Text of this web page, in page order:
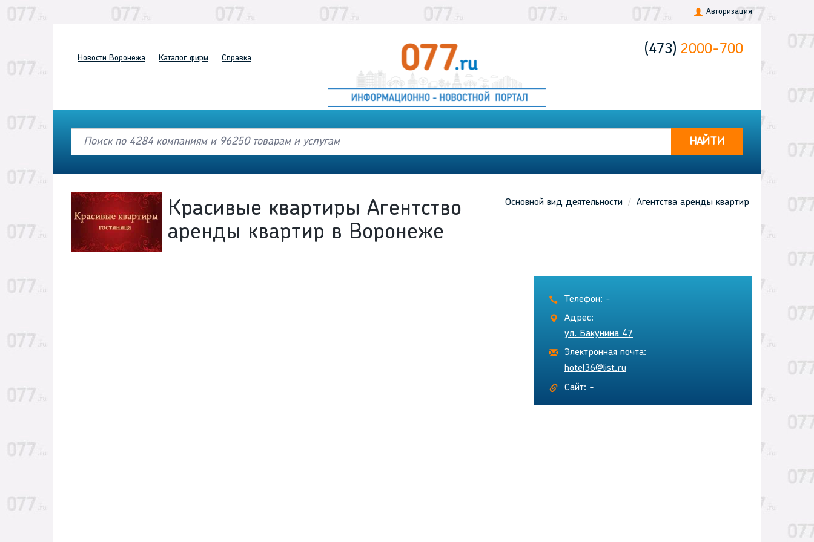
Авторизация
Новости Воронежа Каталог фирм Справка
(473) 2000-700
НАЙТИ
Основной вид деятельности Агентства аренды квартир
Красивые квартиры Агентство
аренды квартир в Воронеже
Телефон: -
Адрес:
ул. Бакунина 47
Электронная почта:
hotel36@list.ru
Сайт: -